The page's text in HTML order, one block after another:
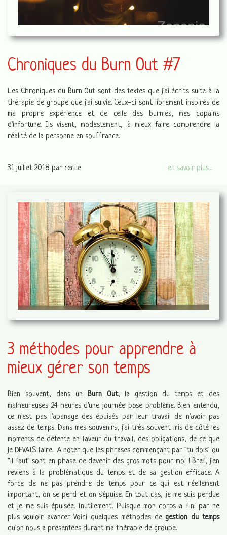
Chroniques du Burn Out #7
Les Chroniques du Burn Out sont des textes que j'ai écrits suite à la
thérapie de groupe que j'ai suivie. Ceux-ci sont librement inspirés de
ma propre expérience et de celle des burnies, mes copains
d'infortune. Ils visent, modestement, à mieux faire comprendre la
réalité de la personne en souffrance.
31 juillet 2018 par cecile en savoir plus...
3 méthodes pour apprendre à
mieux gérer son temps
Bien souvent, dans un Burn Out, la gestion du temps et des
malheureuses 24 heures d'une journée pose problème. Bien entendu,
ce n'est pas l'apanage des épuisés par leur travail de n'avoir pas
assez de temps. Dans mes souvenirs, j'ai très souvent mis de côté les
moments de détente en faveur du travail, des obligations, de ce que
je DEVAIS faire... A noter que les phrases commençant par "tu dois" ou
"il faut" sont en phase de devenir des gros mots pour moi ! Bref, j'en
reviens à la problématique du temps et de sa gestion efficace. A
force de ne pas prendre de temps pour ce qui est réellement
important, on se perd et on s'épuise. En tout cas, je me suis perdue
et je me suis épuisée. Inutilement. Puisque mon corps a fini par ne
plus vouloir avancer. Voici quelques méthodes de gestion du temps
qu'on nous a présentées durant ma thérapie de groupe.